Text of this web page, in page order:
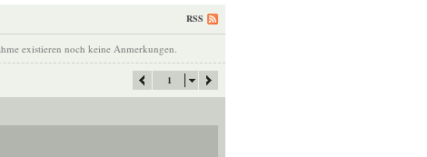
RSS
existieren noch keine Anmerkungen.
1